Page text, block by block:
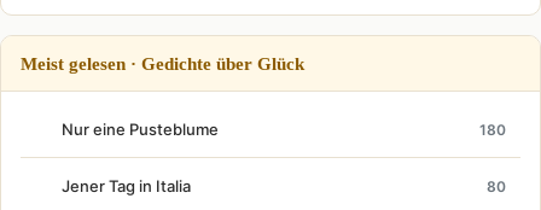
Meist gelesen · Gedichte über Glück
Nur eine Pusteblume 180
Jener Tag in Italia 80